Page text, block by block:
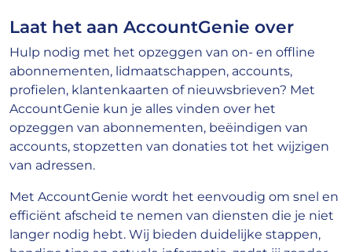
Laat het aan AccountGenie over
Hulp nodig met het opzeggen van on- en offline
abonnementen, lidmaatschappen, accounts,
profielen, klantenkaarten of nieuwsbrieven? Met
AccountGenie kun je alles vinden over het
opzeggen van abonnementen, beëindigen van
accounts, stopzetten van donaties tot het wijzigen
van adressen.
Met AccountGenie wordt het eenvoudig om snel en
efficiënt afscheid te nemen van diensten die je niet
langer nodig hebt. Wij bieden duidelijke stappen,